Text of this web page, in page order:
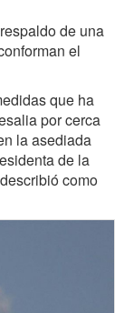
de una
el
que ha
por cerca
la asediada
de la
como